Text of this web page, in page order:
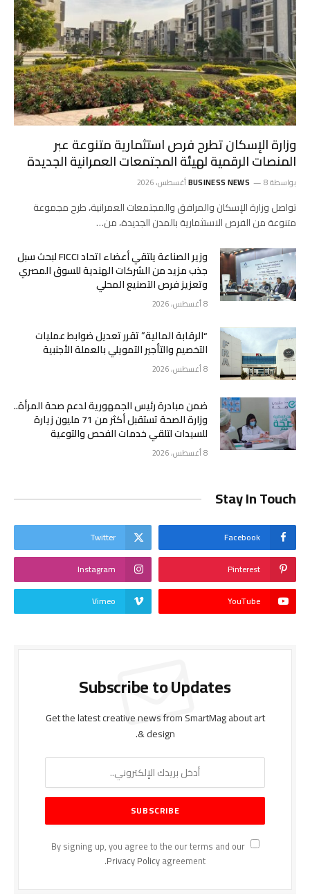
وزارة الإسكان تطرح فرص استثمارية متنوعة عبر
المنصات الرقمية لهيئة المجتمعات العمرانية الجديدة
بواسطة BUSINESS NEWS 8 أغسطس، 2026
تواصل وزارة الإسكان والمرافق والمجتمعات العمرانية، طرح مجموعة
متنوعة من الفرص الاستثمارية بالمدن الجديدة، من…
وزير الصناعة يلتقي أعضاء اتحاد FICCI لبحث سبل
جذب مزيد من الشركات الهندية للسوق المصري
وتعزيز فرص التصنيع المحلي
8 أغسطس، 2026
“الرقابة المالية” تقرر تعديل ضوابط عمليات
التخصيم والتأجير التمويلي بالعملة الأجنبية
8 أغسطس، 2026
ضمن مبادرة رئيس الجمهورية لدعم صحة المرأة..
وزارة الصحة تستقبل أكثر من 71 مليون زيارة
للسيدات لتلقي خدمات الفحص والتوعية
8 أغسطس، 2026
Stay In Touch
Facebook
Twitter
Pinterest
Instagram
YouTube
Vimeo
Subscribe to Updates
Get the latest creative news from SmartMag about art
& design.
By signing up, you agree to the our terms and our
Privacy Policyagreement.